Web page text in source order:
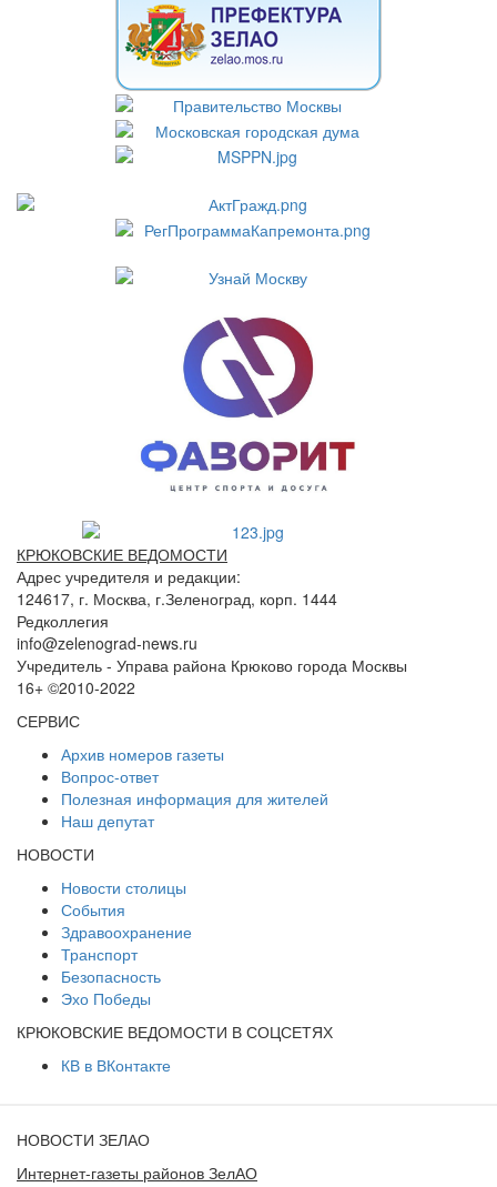
КРЮКОВСКИЕ ВЕДОМОСТИ
Адрес учредителя и редакции:
124617, г. Москва, г.Зеленоград, корп. 1444
Редколлегия
info@zelenograd-news.ru
Учредитель - Управа района Крюково города Москвы
16+ ©2010-2022
СЕРВИС
Архив номеров газеты
Вопрос-ответ
Полезная информация для жителей
Наш депутат
НОВОСТИ
Новости столицы
События
Здравоохранение
Транспорт
Безопасность
Эхо Победы
КРЮКОВСКИЕ ВЕДОМОСТИ В СОЦСЕТЯХ
КВ в ВКонтакте
НОВОСТИ ЗЕЛАО
Интернет-газеты районов ЗелАО